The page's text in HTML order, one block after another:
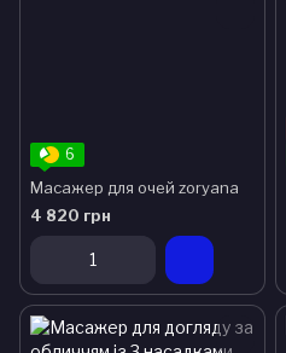
6
Масажер для очей zoryana
4 820 грн